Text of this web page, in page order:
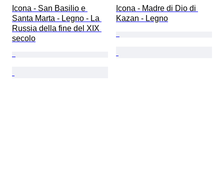
Icona - San Basilio e
Santa Marta - Legno - La
Russia della fine del XIX
secolo
Icona - Madre di Dio di
Kazan - Legno